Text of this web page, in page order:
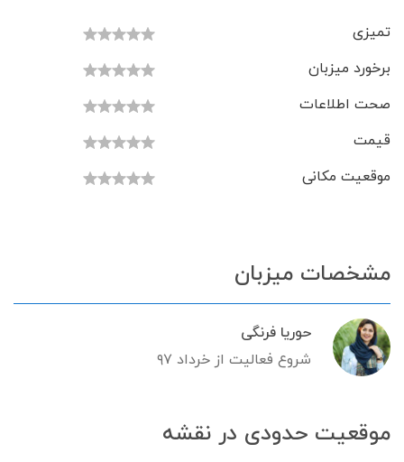
تمیزی
برخورد میزبان
صحت اطلاعات
قیمت
موقعیت مکانی
مشخصات میزبان
حوریا فرنگی
شروع فعالیت از خرداد ۹۷
موقعیت حدودی در نقشه